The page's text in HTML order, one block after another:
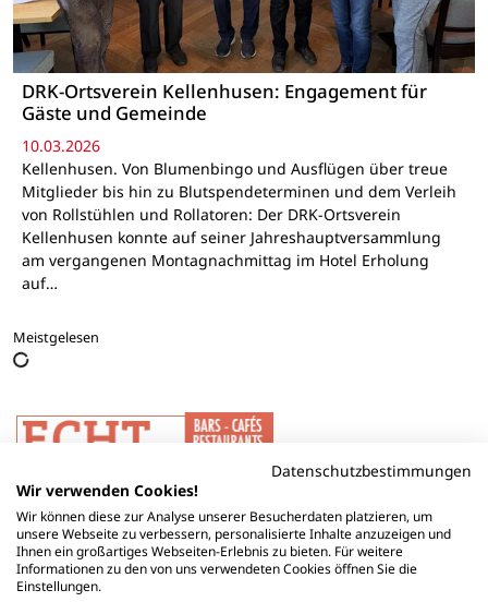
DRK-Ortsverein Kellenhusen: Engagement für
Gäste und Gemeinde
10.03.2026
Kellenhusen. Von Blumenbingo und Ausflügen über treue
Mitglieder bis hin zu Blutspendeterminen und dem Verleih
von Rollstühlen und Rollatoren: Der DRK-Ortsverein
Kellenhusen konnte auf seiner Jahreshauptversammlung
am vergangenen Montagnachmittag im Hotel Erholung
auf…
Meistgelesen
Datenschutzbestimmungen
Wir verwenden Cookies!
Wir können diese zur Analyse unserer Besucherdaten platzieren, um
unsere Webseite zu verbessern, personalisierte Inhalte anzuzeigen und
Ihnen ein großartiges Webseiten-Erlebnis zu bieten. Für weitere
Informationen zu den von uns verwendeten Cookies öffnen Sie die
Einstellungen.